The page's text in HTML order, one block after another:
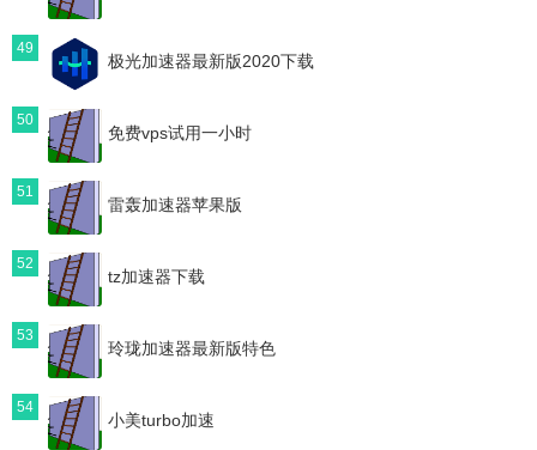
49
极光加速器最新版2020下载
50
免费vps试用一小时
51
雷轰加速器苹果版
52
tz加速器下载
53
玲珑加速器最新版特色
54
小美turbo加速